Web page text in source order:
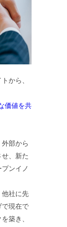
から、
価値を共
部から
、新た
ンイノ
他社に先
で現在で
築き、